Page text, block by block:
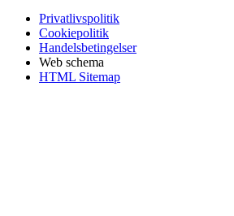
Privatlivspolitik
Cookiepolitik
Handelsbetingelser
Web schema
HTML Sitemap